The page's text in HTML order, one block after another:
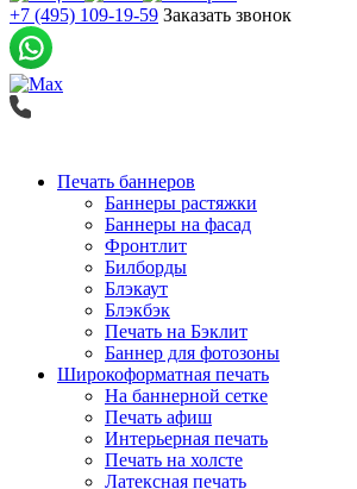
+7 (495) 109-19-59 Заказать звонок
Печать баннеров
Баннеры растяжки
Баннеры на фасад
Фронтлит
Билборды
Блэкаут
Блэкбэк
Печать на Бэклит
Баннер для фотозоны
Широкоформатная печать
На баннерной сетке
Печать афиш
Интерьерная печать
Печать на холсте
Латексная печать